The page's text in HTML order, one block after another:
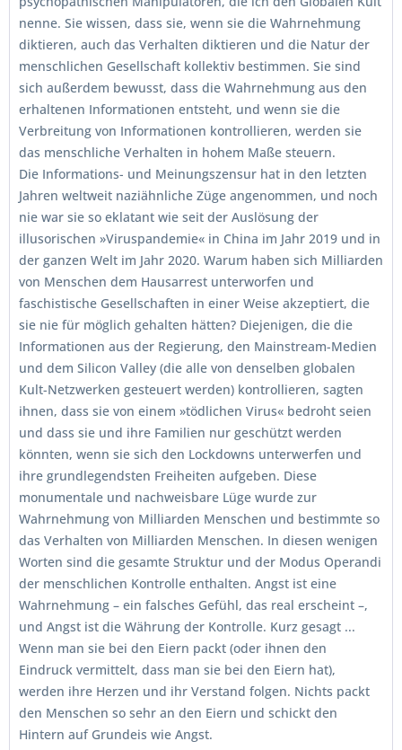
nenne. Sie wissen, dass sie, wenn sie die Wahrnehmung
diktieren, auch das Verhalten diktieren und die Natur der
menschlichen Gesellschaft kollektiv bestimmen. Sie sind
sich außerdem bewusst, dass die Wahrnehmung aus den
erhaltenen Informationen entsteht, und wenn sie die
Verbreitung von Informationen kontrollieren, werden sie
das menschliche Verhalten in hohem Maße steuern.
Die Informations- und Meinungszensur hat in den letzten
Jahren weltweit naziähnliche Züge angenommen, und noch
nie war sie so eklatant wie seit der Auslösung der
illusorischen »Viruspandemie« in China im Jahr 2019 und in
der ganzen Welt im Jahr 2020. Warum haben sich Milliarden
von Menschen dem Hausarrest unterworfen und
faschistische Gesellschaften in einer Weise akzeptiert, die
sie nie für möglich gehalten hätten? Diejenigen, die die
Informationen aus der Regierung, den Mainstream-Medien
und dem Silicon Valley (die alle von denselben globalen
Kult-Netzwerken gesteuert werden) kontrollieren, sagten
ihnen, dass sie von einem »tödlichen Virus« bedroht seien
und dass sie und ihre Familien nur geschützt werden
könnten, wenn sie sich den Lockdowns unterwerfen und
ihre grundlegendsten Freiheiten aufgeben. Diese
monumentale und nachweisbare Lüge wurde zur
Wahrnehmung von Milliarden Menschen und bestimmte so
das Verhalten von Milliarden Menschen. In diesen wenigen
Worten sind die gesamte Struktur und der Modus Operandi
der menschlichen Kontrolle enthalten. Angst ist eine
Wahrnehmung – ein falsches Gefühl, das real erscheint –,
und Angst ist die Währung der Kontrolle. Kurz gesagt ...
Wenn man sie bei den Eiern packt (oder ihnen den
Eindruck vermittelt, dass man sie bei den Eiern hat),
werden ihre Herzen und ihr Verstand folgen. Nichts packt
den Menschen so sehr an den Eiern und schickt den
Hintern auf Grundeis wie Angst.